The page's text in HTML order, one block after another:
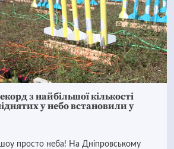
з найбільшої кількості
у небо встановили у
просто неба! На Дніпровському